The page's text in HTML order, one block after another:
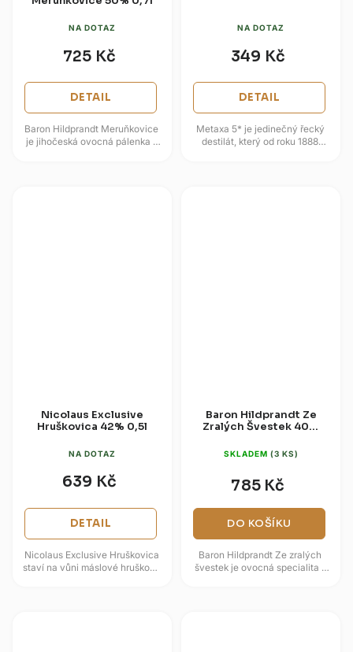
NA DOTAZ
725 Kč
DETAIL
Baron Hildprandt Meruňkovice
je jihočeská ovocná pálenka z
NA DOTAZ
349 Kč
DETAIL
Metaxa 5* je jedinečný řecký
destilát, který od roku 1888
Nicolaus Exclusive
Hruškovica 42% 0,5l
NA DOTAZ
639 Kč
DETAIL
Nicolaus Exclusive Hruškovica
staví na vůni máslové hruškové
Baron Hildprandt Ze
Zralých Švestek 40%
SKLADEM (3 KS)
785 Kč
DO KOŠÍKU
Baron Hildprandt Ze zralých
švestek je ovocná specialita z